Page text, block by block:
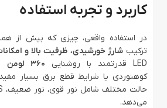
کاربرد و تجربه استفاده
در استفاده واقعی، چیزی که بیش از
ترکیبشارژ خورشیدی، ظرفیت بالا و
LED قدرتمند با روشنایی
360 لومن
کوهنوردی یا شرایط قطع برق بسیار
می‌دهد.